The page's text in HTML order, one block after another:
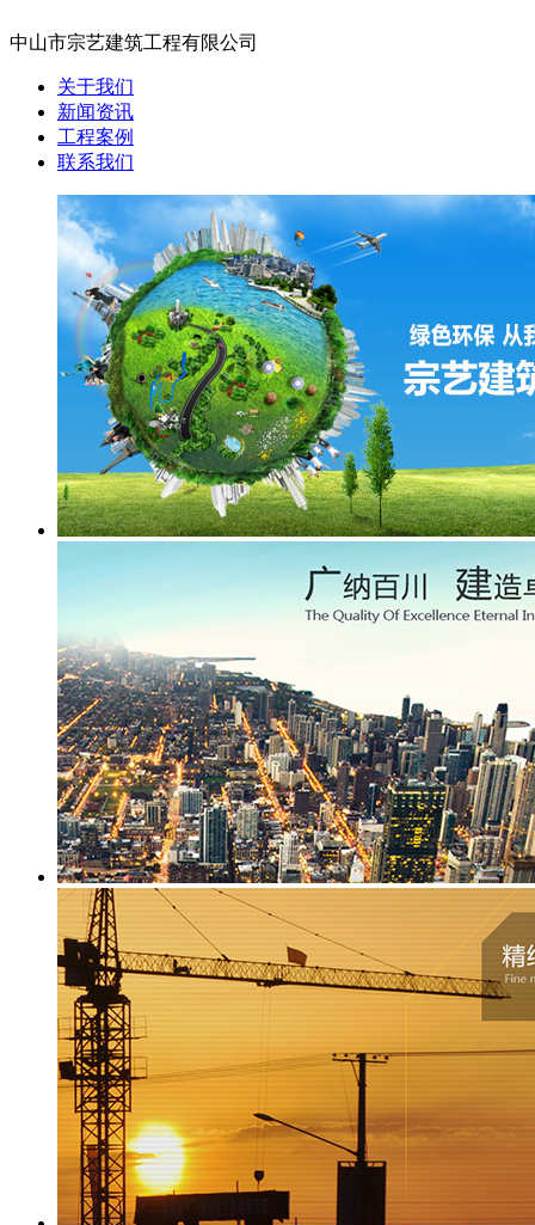
中山市宗艺建筑工程有限公司
关于我们
新闻资讯
工程案例
联系我们